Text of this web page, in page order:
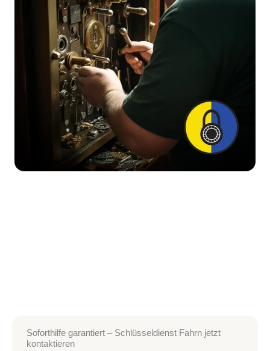
Soforthilfe garantiert – Schlüsseldienst Fahrn jetzt
kontaktieren